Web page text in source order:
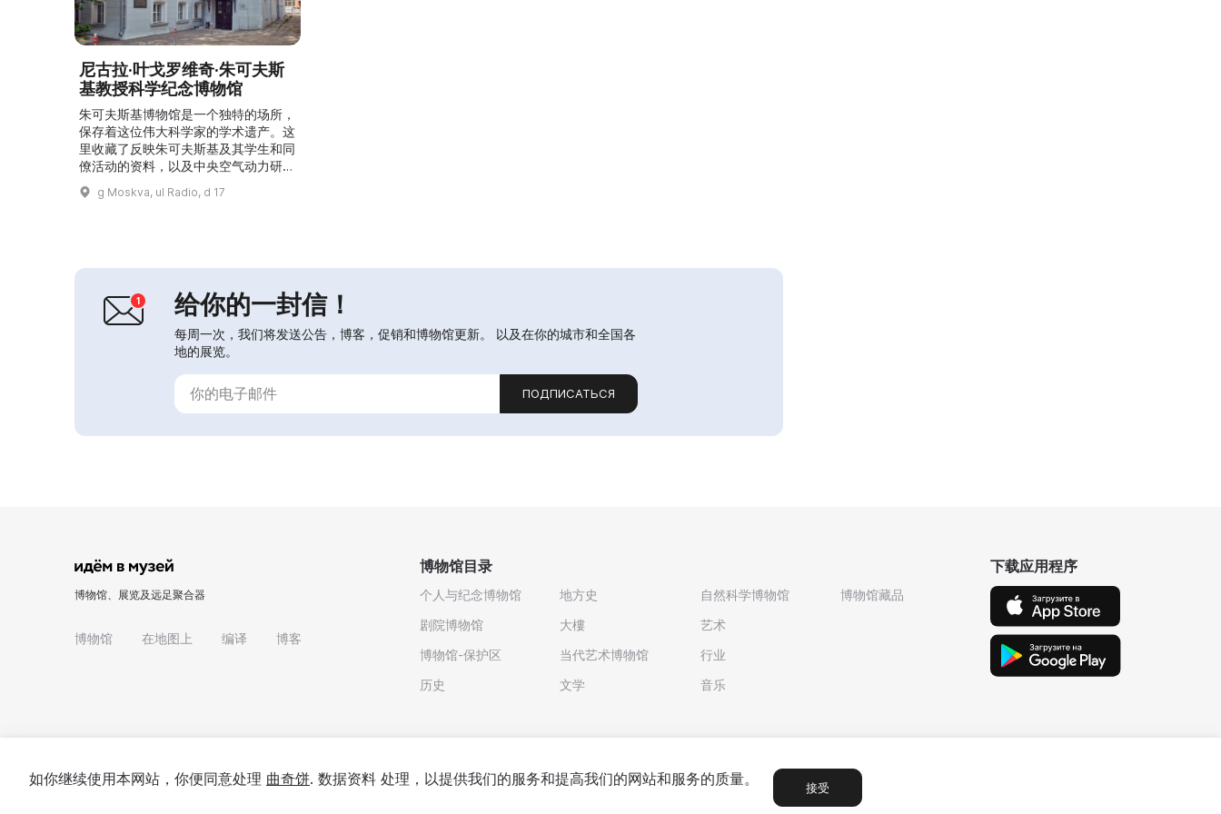
尼古拉·叶戈罗维奇·朱可夫斯
基教授科学纪念博物馆
朱可夫斯基博物馆是一个独特的场所，
保存着这位伟大科学家的学术遗产。这
里收藏了反映朱可夫斯基及其学生和同
僚活动的资料，以及中央空气动力研究
所（ЦАГИ）的创建与发展和本国航空
史。六个展厅展示了关于朱可夫斯基教
纪录的飞行以及本国航空科学与技术发
g Moskva, ul Radio, d 17
给你的一封信！
每周一次，我们将发送公告，博客，促销和博物馆更新。 以及在你的城市和全国各
地的展览。
ПОДПИСАТЬСЯ
博物馆、展览及远足聚合器
博物馆 在地图上 编译 博客
博物馆目录
个人与纪念博物馆
剧院博物馆
博物馆-保护区
历史
地方史
大樓
当代艺术博物馆
文学
自然科学博物馆
艺术
行业
音乐
博物馆藏品
下载应用程序
如你继续使用本网站，你便同意处理 曲奇饼. 数据资料 处理，以提供我们的服务和提高我们的网站和服务的质量。 接受